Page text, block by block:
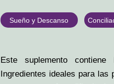
Sueño y Descanso
Este suplemento
Ingredientes ideales para